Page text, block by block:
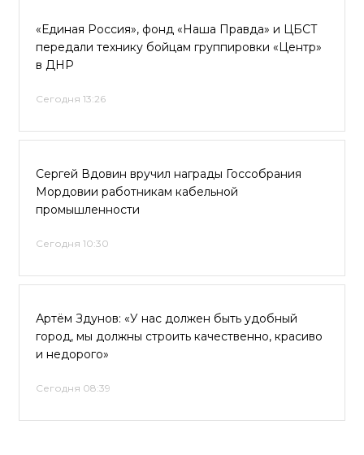
«Единая Россия», фонд «Наша Правда» и ЦБСТ
передали технику бойцам группировки «Центр»
в ДНР
Сегодня 13:26
Сергей Вдовин вручил награды Госсобрания
Мордовии работникам кабельной
промышленности
Сегодня 10:30
Артём Здунов: «У нас должен быть удобный
город, мы должны строить качественно, красиво
и недорого»
Сегодня 08:39